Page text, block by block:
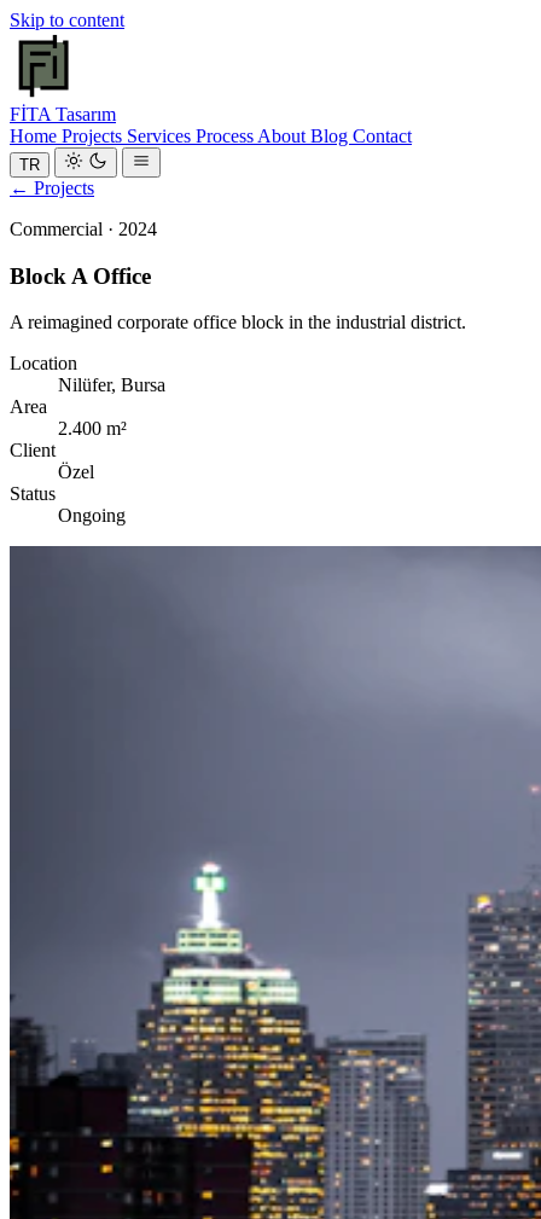
Skip to content
FİTA Tasarım
Home Projects Services Process About Blog Contact
TR
← Projects
Commercial · 2024
Block A Office
A reimagined corporate office block in the industrial district.
Location
Nilüfer, Bursa
Area
2.400 m²
Client
Özel
Status
Ongoing